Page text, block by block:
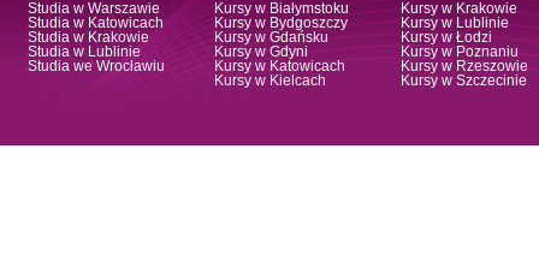
Studia w Warszawie
Studia w Katowicach
Studia w Krakowie
Studia w Lublinie
Studia we Wrocławiu
Kursy w Białymstoku
Kursy w Bydgoszczy
Kursy w Gdańsku
Kursy w Gdyni
Kursy w Katowicach
Kursy w Kielcach
Kursy w Krakowie
Kursy w Lublinie
Kursy w Łodzi
Kursy w Poznaniu
Kursy w Rzeszowie
Kursy w Szczecinie